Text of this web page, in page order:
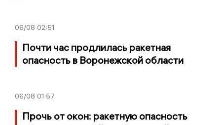
06/08 02:51
Почти час продлилась ракетная
опасность в Воронежской области
06/08 01:57
Прочь от окон: ракетную опасность